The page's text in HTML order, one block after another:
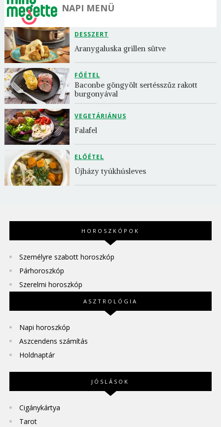
NAPI MENÜ
DESSZERT
Aranygaluska grillen sütve
FŐÉTEL
Baconbe göngyölt sertésszűz rakott
burgonyával
VEGETÁRIÁNUS
Falafel
ELŐÉTEL
Újházy tyúkhúsleves
HOROSZKÓPOK
Személyre szabott horoszkóp
Párhoroszkóp
Szerelmi horoszkóp
ASZTROLÓGIA
Napi horoszkóp
Aszcendens számítás
Holdnaptár
JÓSLÁSOK
Cigánykártya
Tarot